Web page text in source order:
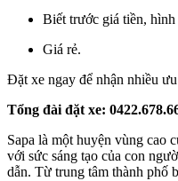
Biết trước giá tiền, hình
Giá rẻ.
Đặt xe ngay để nhận nhiều
Tổng đài đặt xe:
Sapa là một huyện vùng cao
với sức sáng tạo của con
dẫn. Từ trung tâm thành phố